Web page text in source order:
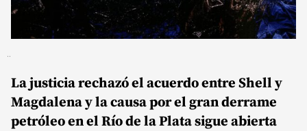
La justicia rechazó el acuerdo entre Shell y
Magdalena y la causa por el gran derrame
petróleo en el Río de la Plata sigue abierta